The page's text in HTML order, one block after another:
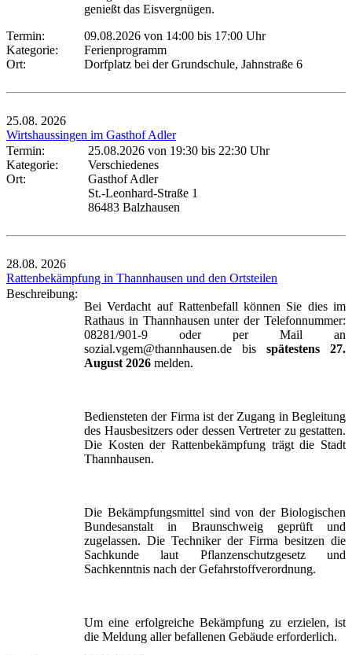
genießt das Eisvergnügen.
Termin:
09.08.2026 von 14:00 bis 17:00 Uhr
Kategorie:
Ferienprogramm
Ort:
Dorfplatz bei der Grundschule, Jahnstraße 6
25.08. 2026
Wirtshaussingen im Gasthof Adler
Termin:
25.08.2026 von 19:30 bis 22:30 Uhr
Kategorie:
Verschiedenes
Ort:
Gasthof Adler
St.-Leonhard-Straße 1
86483 Balzhausen
28.08. 2026
Rattenbekämpfung in Thannhausen und den Ortsteilen
Beschreibung:
Bei Verdacht auf Rattenbefall können Sie dies im
Rathaus in Thannhausen unter der Telefonnummer:
08281/901-9 oder per Mail an
sozial.vgem@thannhausen.de bis spätestens 27.
August 2026 melden.
Bediensteten der Firma ist der Zugang in Begleitung
des Hausbesitzers oder dessen Vertreter zu gestatten.
Die Kosten der Rattenbekämpfung trägt die Stadt
Thannhausen.
Die Bekämpfungsmittel sind von der Biologischen
Bundesanstalt in Braunschweig geprüft und
zugelassen. Die Techniker der Firma besitzen die
Sachkunde laut Pflanzenschutzgesetz und
Sachkenntnis nach der Gefahrstoffverordnung.
Um eine erfolgreiche Bekämpfung zu erzielen, ist
die Meldung aller befallenen Gebäude erforderlich.